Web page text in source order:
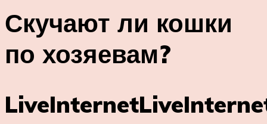
Скучают ли кошки
по хозяевам?